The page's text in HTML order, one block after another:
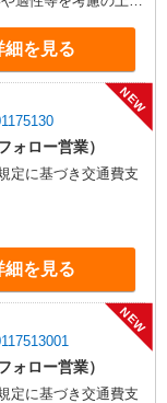
確認ください
細を見る
NEW
ォロー営業）
定に基づき交通費支
細を見る
NEW
ォロー営業）
定に基づき交通費支